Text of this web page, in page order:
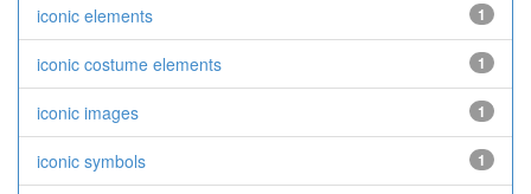
iconic elements 1
iconic costume elements 1
iconic images 1
iconic symbols 1